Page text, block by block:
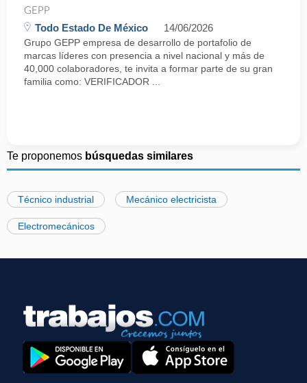
GEPP
Todo Estado De México 14/06/2026
Grupo GEPP empresa de desarrollo de portafolio de
marcas líderes con presencia a nivel nacional y más de
40,000 colaboradores, te invita a formar parte de su gran
familia como: VERIFICADOR ...
Te proponemos búsquedas similares
Técnico industrial Mecánico electricista
Electromecánicos